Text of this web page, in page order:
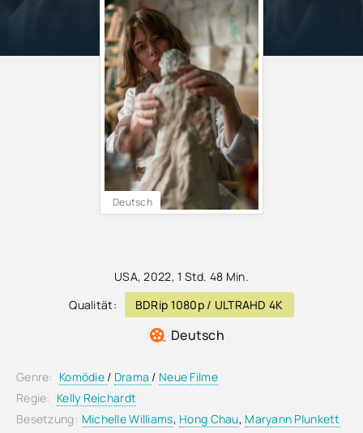
USA,2022, 1 Std. 48 Min.
Qualität:
BDRip 1080p / ULTRAHD 4K
Deutsch
Deutsch
Genre: Komödie / Drama / Neue Filme
Regie: Kelly Reichardt
Besetzung: Michelle Williams, Hong Chau, Maryann Plunkett